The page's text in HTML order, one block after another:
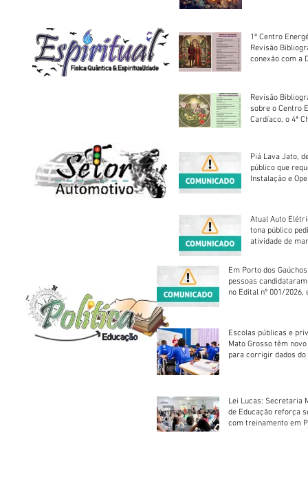
1º Centro
Revisão
conexão com a
Revisão
sobre o Centro
Cardíaco, o 4ª
Piá Lava Jato,
público que
Instalação e
Atual Auto
tona público
atividade de
Em Porto dos
pessoas
no Edital nº 001/2026,
Escolas públicas e
Mato Grosso têm
para corrigir dados do
Lei Lucas: Secretaria
de Educação reforça
com treinamento em